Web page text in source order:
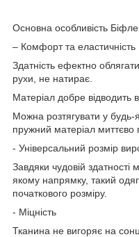
Основна особливість
– Комфорт та еластичність
Здатність ефектно
рухи, не натирає.
Матеріал добре відводить
Можна розтягувати у будь-
пружний матеріал миттєво
- Універсальний розмір
Завдяки чудовій здатності
якому напрямку, такий
початкового розміру.
- Міцність
Тканина не вигоряє на